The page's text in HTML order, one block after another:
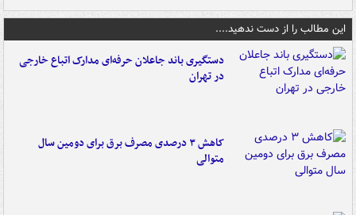
این مطالب را از دست ندهید....
دستگیری باند جاعلان حرفه‌ای مدارک اتباع خارجی
در تهران
کاهش ۳ درصدی مصرف برق برای دومین سال
متوالی